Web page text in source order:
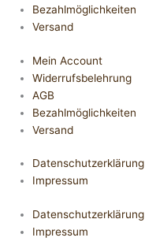
Bezahlmöglichkeiten
Versand
Mein Account
Widerrufsbelehrung
AGB
Bezahlmöglichkeiten
Versand
Datenschutzerklärung
Impressum
Datenschutzerklärung
Impressum